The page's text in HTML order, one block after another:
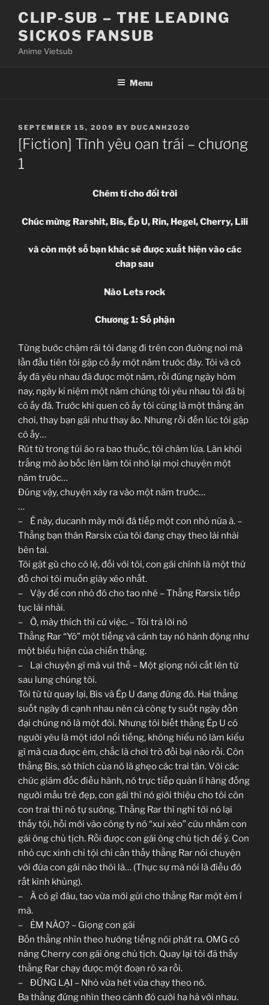
content
CLIP-SUB – THE LEADING
SICKOS FANSUB
Anime Vietsub
Menu
POSTED
ON
SEPTEMBER 15, 2009 BY DUCANH2020
[Fiction] Tình yêu oan trái – chương
1
Chém tí cho đổi trời
Chúc mừng Rarshit, Bis, Ép U, Rin, Hegel, Cherry, Lili
và còn một số bạn khác sẽ được xuất hiện vào các
chap sau
Nào Lets rock
Chương 1: Số phận
Từng bước chậm rãi tôi đang đi trên con đường nơi mà
lần đầu tiên tôi gặp cô ấy một năm trước đây. Tôi và cô
ấy đã yêu nhau đã được một năm, rồi đúng ngày hôm
nay, ngày kỉ niệm một năm chúng tôi yêu nhau tôi đã bị
cô ấy đá. Trước khi quen cô ấy tôi cũng là một thằng ăn
chơi, thay bạn gái như thay áo. Nhưng rồi đến lúc tôi gặp
cô ấy…
Rút từ trong túi áo ra bao thuốc, tôi châm lửa. Làn khói
trắng mờ ảo bốc lên làm tôi nhớ lại mọi chuyện một
năm trước…
Đúng vậy, chuyện xảy ra vào một năm trước…
…
– Ê này, ducanh mày mới đá tiếp một con nhỏ nữa à. –
Thằng bạn thân Rarsix của tôi đang chạy theo lải nhải
bên tai.
Tôi gật gù cho có lệ, đối với tôi, con gái chính là một thứ
đồ chơi tôi muốn giày xéo nhất.
– Vậy để con nhỏ đó cho tao nhé – Thằng Rarsix tiếp
tục lải nhải.
– Ờ, mày thích thì cứ việc. – Tôi trả lời nó
Thằng Rar “Yô” một tiếng và cánh tay nó hành động như
một biểu hiện của chiến thắng.
– Lại chuyện gì mà vui thế – Một giọng nói cất lên từ
sau lưng chúng tôi.
Tôi từ từ quay lại, Bis và Ép U đang đứng đó. Hai thằng
suốt ngày đi cạnh nhau nên cả công ty suốt ngày đồn
đại chúng nó là một đôi. Nhưng tôi biết thằng Ép U có
người yêu là một idol nổi tiếng, không hiểu nó làm kiểu
gì mà cưa được ẻm, chắc là chơi trò đồi bại nào rồi. Còn
thằng Bis, sở thích của nó là ghẹo các trai tân. Với các
chức giám đốc điều hành, nó trực tiếp quản lí hàng đống
người mẫu trẻ đẹp, con gái thì nó giới thiệu cho tôi còn
con trai thì nó tự sướng. Thằng Rar thì nghĩ tới nó lại
thấy tội, hồi mới vào công ty nó “xui xẻo” cứu nhầm con
gái ông chủ tịch. Rồi được con gái ông chủ tịch để ý. Con
nhỏ cực xinh chỉ tội chỉ cần thấy thằng Rar nói chuyện
với đứa con gái nào thôi là… (Thực sự mà nói là điều đó
rất kình khủng).
– À có gì đâu, tao vừa mới gửi cho thằng Rar một ẻm í
mà.
– ẺM NÀO? – Giọng con gái
Bốn thằng nhìn theo hướng tiếng nói phát ra. OMG cô
nàng Cherry con gái ông chủ tịch. Quay lại tôi đã thấy
thằng Rar chạy được một đoạn rõ xa rồi.
– ĐỨNG LẠI – Nhỏ vừa hét vừa chạy theo nó.
Ba thằng đứng nhìn theo cảnh đó cười ha hả với nhau.